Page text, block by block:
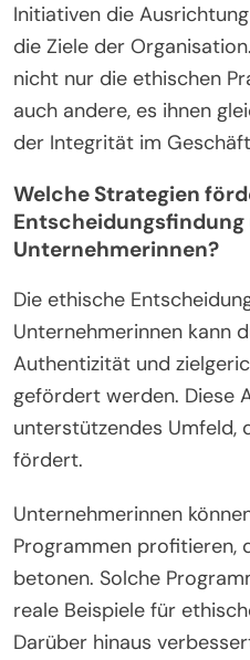
Initiativen die
die Ziele der
nicht nur die ethischen
auch andere, es ihnen
der Integrität im
Welche Strategien
Unternehmerinnen?
Die ethische
Unternehmerinnen kann
Authentizität und
gefördert werden. Diese
unterstützendes Umfeld,
fördert.
Unternehmerinnen
Programmen profitieren,
betonen. Solche
reale Beispiele für
Darüber hinaus